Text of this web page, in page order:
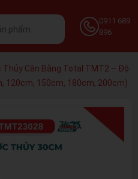
0911 689
896
Cân Bằng Total TMT2 – Độ
120cm, 150cm, 180cm, 200cm)